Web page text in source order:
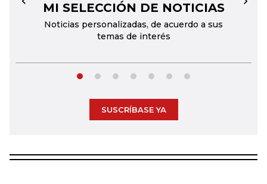
MI SELECCIÓN DE NOTICIAS
Noticias personalizadas, de acuerdo a sus
temas de interés
← →
SUSCRÍBASE YA